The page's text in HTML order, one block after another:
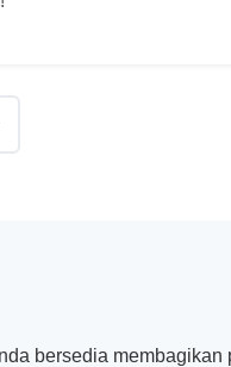
bersedia membagikan